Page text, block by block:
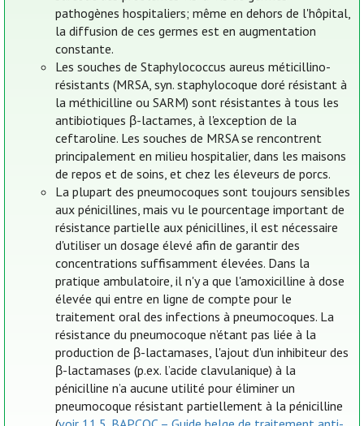
pathogènes hospitaliers; même en dehors de l'hôpital,
la diffusion de ces germes est en augmentation
constante.
Les souches de Staphylococcus aureus méticillino-
résistants (MRSA, syn. staphylocoque doré résistant à
la méthicilline ou SARM) sont résistantes à tous les
antibiotiques β-lactames, à l'exception de la
ceftaroline. Les souches de MRSA se rencontrent
principalement en milieu hospitalier, dans les maisons
de repos et de soins, et chez les éleveurs de porcs.
La plupart des pneumocoques sont toujours sensibles
aux pénicillines, mais vu le pourcentage important de
résistance partielle aux pénicillines, il est nécessaire
d'utiliser un dosage élevé afin de garantir des
concentrations suffisamment élevées. Dans la
pratique ambulatoire, il n'y a que l'amoxicilline à dose
élevée qui entre en ligne de compte pour le
traitement oral des infections à pneumocoques. La
résistance du pneumocoque n’étant pas liée à la
production de β-lactamases, l'ajout d'un inhibiteur des
β-lactamases (p.ex. l’acide clavulanique) à la
pénicilline n’a aucune utilité pour éliminer un
pneumocoque résistant partiellement à la pénicilline